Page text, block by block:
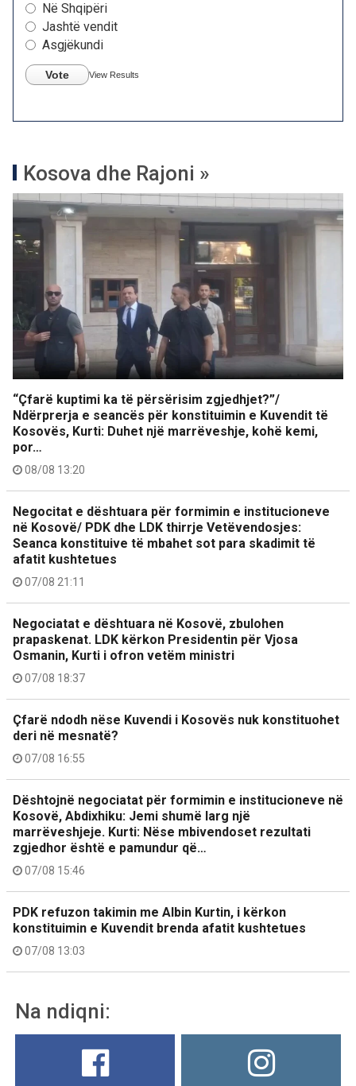
Në Shqipëri
Jashtë vendit
Asgjëkundi
Vote View Results
Kosova dhe Rajoni »
“Çfarë kuptimi ka të përsërisim zgjedhjet?”/
Ndërprerja e seancës për konstituimin e Kuvendit të
Kosovës, Kurti: Duhet një marrëveshje, kohë kemi,
por…
08/08 13:20
Negocitat e dështuara për formimin e institucioneve
në Kosovë/ PDK dhe LDK thirrje Vetëvendosjes:
Seanca konstituive të mbahet sot para skadimit të
afatit kushtetues
07/08 21:11
Negociatat e dështuara në Kosovë, zbulohen
prapaskenat. LDK kërkon Presidentin për Vjosa
Osmanin, Kurti i ofron vetëm ministri
07/08 18:37
Çfarë ndodh nëse Kuvendi i Kosovës nuk konstituohet
deri në mesnatë?
07/08 16:55
Dështojnë negociatat për formimin e institucioneve në
Kosovë, Abdixhiku: Jemi shumë larg një
marrëveshjeje. Kurti: Nëse mbivendoset rezultati
zgjedhor është e pamundur që…
07/08 15:46
PDK refuzon takimin me Albin Kurtin, i kërkon
konstituimin e Kuvendit brenda afatit kushtetues
07/08 13:03
Na ndiqni: